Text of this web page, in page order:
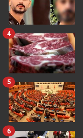
4
5
6